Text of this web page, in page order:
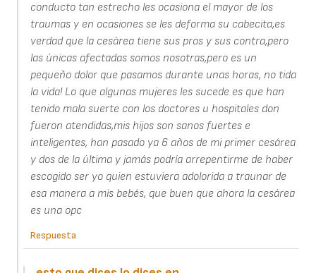
conducto tan estrecho les ocasiona el mayor de los
traumas y en ocasiones se les deforma su cabecita,es
verdad que la cesárea tiene sus pros y sus contra,pero
las únicas afectadas somos nosotras,pero es un
pequeño dolor que pasamos durante unas horas, no tida
la vida! Lo que algunas mujeres les sucede es que han
tenido mala suerte con los doctores u hospitales don
fueron atendidas,mis hijos son sanos fuertes e
inteligentes, han pasado ya 6 años de mi primer cesárea
y dos de la última y jamás podría arrepentirme de haber
escogido ser yo quien estuviera adolorida a traunar de
esa manera a mis bebés, que buen que ahora la cesárea
es una opc
Respuesta